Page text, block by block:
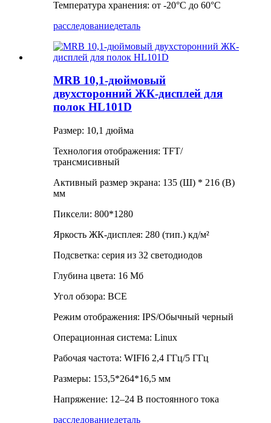
Температура хранения: от -20°C до 60°C
расследованиедеталь
MRB 10,1-дюймовый
двухсторонний ЖК-дисплей для
полок HL101D
Размер: 10,1 дюйма
Технология отображения: TFT/
трансмисивный
Активный размер экрана: 135 (Ш) * 216 (В)
мм
Пиксели: 800*1280
Яркость ЖК-дисплея: 280 (тип.) кд/м²
Подсветка: серия из 32 светодиодов
Глубина цвета: 16 Мб
Угол обзора: ВСЕ
Режим отображения: IPS/Обычный черный
Операционная система: Linux
Рабочая частота: WIFI6 2,4 ГГц/5 ГГц
Размеры: 153,5*264*16,5 мм
Напряжение: 12–24 В постоянного тока
расследованиедеталь